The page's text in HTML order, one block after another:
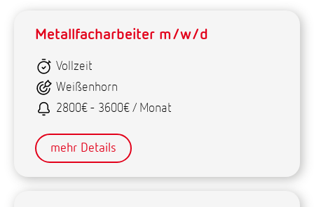
Metallfacharbeiter m/w/d
Vollzeit
Weißenhorn
2800€ - 3600€ / Monat
mehr Details